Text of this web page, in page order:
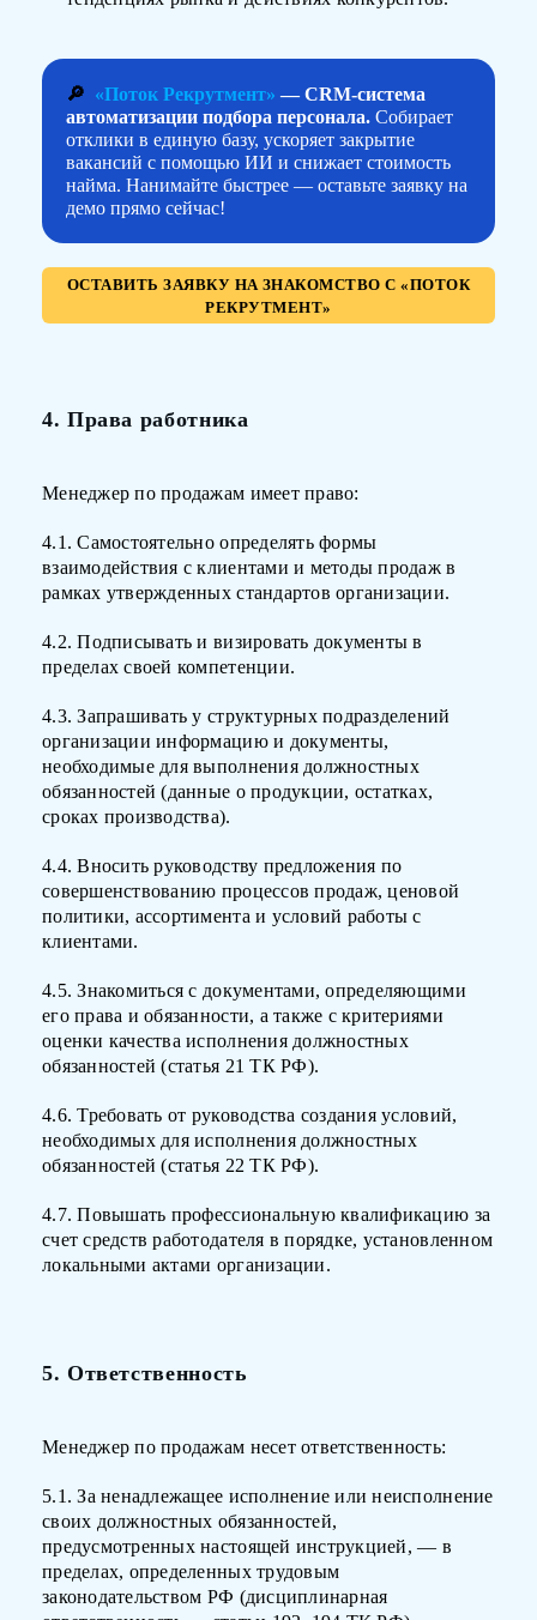
🔎 «Поток Рекрутмент»— CRM-система
автоматизации подбора персонала. Собирает
отклики в единую базу, ускоряет закрытие
вакансий с помощью ИИ и снижает стоимость
найма. Нанимайте быстрее — оставьте заявку на
демо прямо сейчас!
ОСТАВИТЬ ЗАЯВКУ НА ЗНАКОМСТВО С «ПОТОК
РЕКРУТМЕНТ»
4. Права работника
Менеджер по продажам имеет право:
4.1. Самостоятельно определять формы
взаимодействия с клиентами и методы продаж в
рамках утвержденных стандартов организации.
4.2. Подписывать и визировать документы в
пределах своей компетенции.
4.3. Запрашивать у структурных подразделений
организации информацию и документы,
необходимые для выполнения должностных
обязанностей (данные о продукции, остатках,
сроках производства).
4.4. Вносить руководству предложения по
совершенствованию процессов продаж, ценовой
политики, ассортимента и условий работы с
клиентами.
4.5. Знакомиться с документами, определяющими
его права и обязанности, а также с критериями
оценки качества исполнения должностных
обязанностей (статья 21 ТК РФ).
4.6. Требовать от руководства создания условий,
необходимых для исполнения должностных
обязанностей (статья 22 ТК РФ).
4.7. Повышать профессиональную квалификацию за
счет средств работодателя в порядке, установленном
локальными актами организации.
5. Ответственность
Менеджер по продажам несет ответственность:
5.1. За ненадлежащее исполнение или неисполнение
своих должностных обязанностей,
предусмотренных настоящей инструкцией, — в
пределах, определенных трудовым
законодательством РФ (дисциплинарная